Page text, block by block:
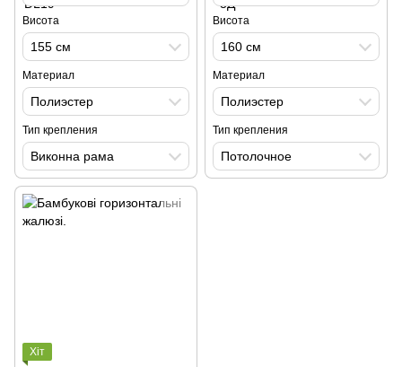
Висота
155 см
Материал
Полиэстер
Тип крепления
Виконна рама
Висота
160 см
Материал
Полиэстер
Тип крепления
Потолочное
Хіт